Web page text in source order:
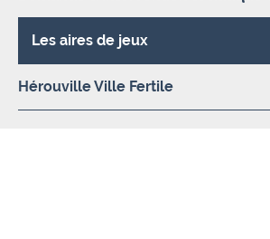
Les aires de jeux
Hérouville Ville Fertile